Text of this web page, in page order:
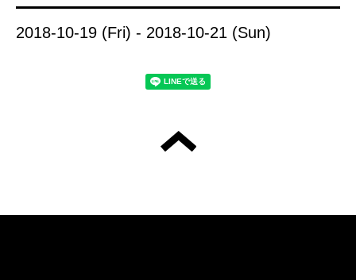
2018-10-19 (Fri) - 2018-10-21 (Sun)